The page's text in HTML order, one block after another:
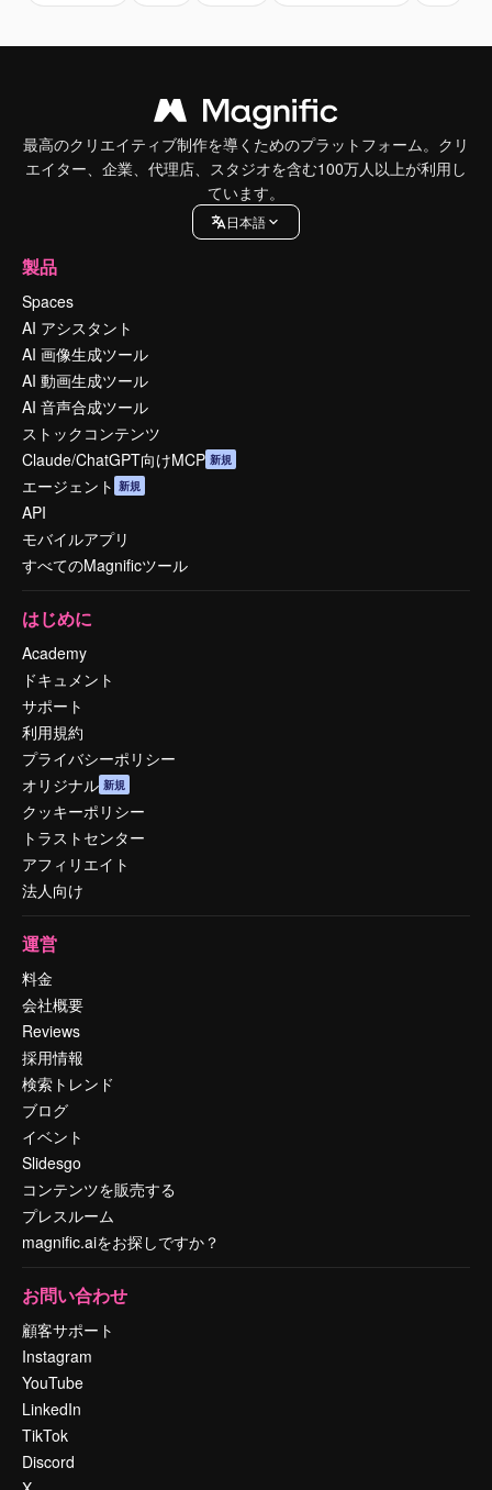
最高のクリエイティブ制作を導くためのプラットフォーム。クリ
エイター、企業、代理店、スタジオを含む100万人以上が利用し
ています。
日本語
製品
Spaces
AI アシスタント
AI 画像生成ツール
AI 動画生成ツール
AI 音声合成ツール
ストックコンテンツ
Claude/ChatGPT向けMCP 新規
エージェント 新規
API
モバイルアプリ
すべてのMagnificツール
はじめに
Academy
ドキュメント
サポート
利用規約
プライバシーポリシー
オリジナル 新規
クッキーポリシー
トラストセンター
アフィリエイト
法人向け
運営
料金
会社概要
Reviews
採用情報
検索トレンド
ブログ
イベント
Slidesgo
コンテンツを販売する
プレスルーム
magnific.aiをお探しですか？
お問い合わせ
顧客サポート
Instagram
YouTube
LinkedIn
TikTok
Discord